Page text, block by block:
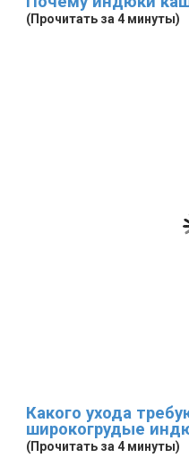
(Прочитать за 4 минуты)
Какого ухода
широкогрудые
(Прочитать за 4 минуты)